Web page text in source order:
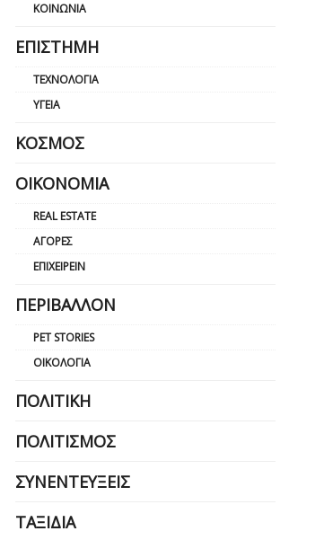
ΚΟΙΝΩΝΊΑ
ΕΠΙΣΤΉΜΗ
ΤΕΧΝΟΛΟΓΊΑ
ΥΓΕΊΑ
ΚΌΣΜΟΣ
ΟΙΚΟΝΟΜΊΑ
REAL ESTATE
ΑΓΟΡΈΣ
ΕΠΙΧΕΙΡΕΊΝ
ΠΕΡΙΒΆΛΛΟΝ
PET STORIES
ΟΙΚΟΛΟΓΊΑ
ΠΟΛΙΤΙΚΉ
ΠΟΛΙΤΙΣΜΌΣ
ΣΥΝΕΝΤΕΎΞΕΙΣ
ΤΑΞΊΔΙΑ